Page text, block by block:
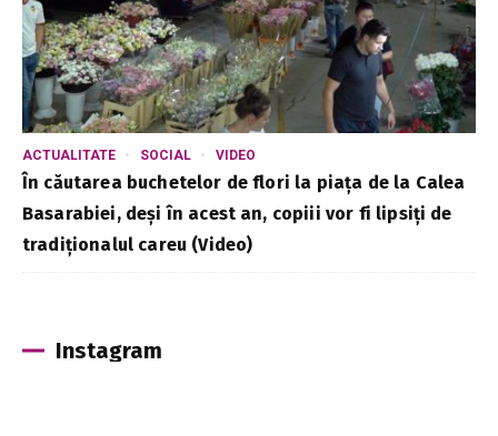
ACTUALITATE SOCIAL VIDEO
În căutarea buchetelor de flori la piața de la Calea
Basarabiei, deși în acest an, copiii vor fi lipsiți de
tradiționalul careu (Video)
Instagram